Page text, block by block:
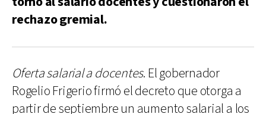
rechazo gremial.
Oferta salarial a docentes. El gobernador
Rogelio Frigerio firmó el decreto que otorga a
partir de septiembre un aumento salarial a los